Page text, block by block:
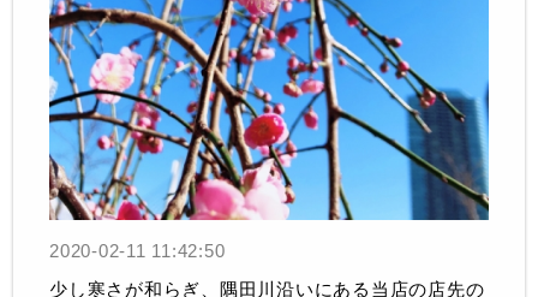
2020-02-11 11:42:50
少し寒さが和らぎ、隅田川沿いにある当店の店先の